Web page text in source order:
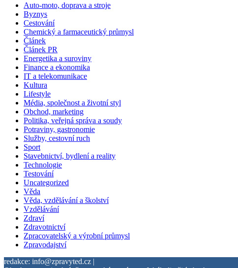
Auto-moto, doprava a stroje
Byznys
Cestování
Chemický a farmaceutický průmysl
Článek
Článek PR
Energetika a suroviny
Finance a ekonomika
IT a telekomunikace
Kultura
Lifestyle
Média, společnost a životní styl
Obchod, marketing
Politika, veřejná správa a soudy
Potraviny, gastronomie
Služby, cestovní ruch
Sport
Stavebnictví, bydlení a reality
Technologie
Testování
Uncategorized
Věda
Věda, vzdělávání a školství
Vzdělávání
Zdraví
Zdravotnictví
Zpracovatelský a výrobní průmysl
Zpravodajství
redakce: info@zpravyted.cz |